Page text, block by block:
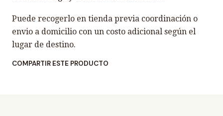
Puede recogerlo en tienda previa coordinación o
envio a domicilio con un costo adicional según el
lugar de destino.
COMPARTIR ESTE PRODUCTO